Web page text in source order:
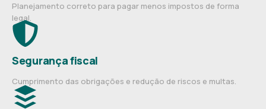
Planejamento correto para pagar menos impostos de forma
legal.
Segurança fiscal
Cumprimento das obrigações e redução de riscos e multas.